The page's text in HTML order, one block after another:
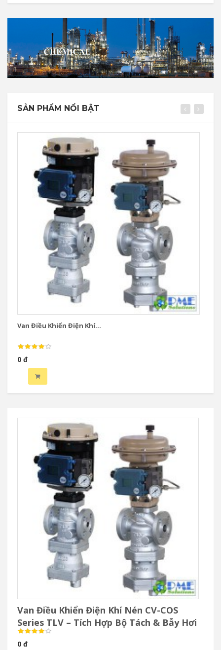
SẢN PHẨM NỔI BẬT
Van Điều Khiển Điện Khí...
0 đ
Van Điều Khiển Điện Khí Nén CV-COS
Series TLV – Tích Hợp Bộ Tách & Bẫy Hơi
0 đ